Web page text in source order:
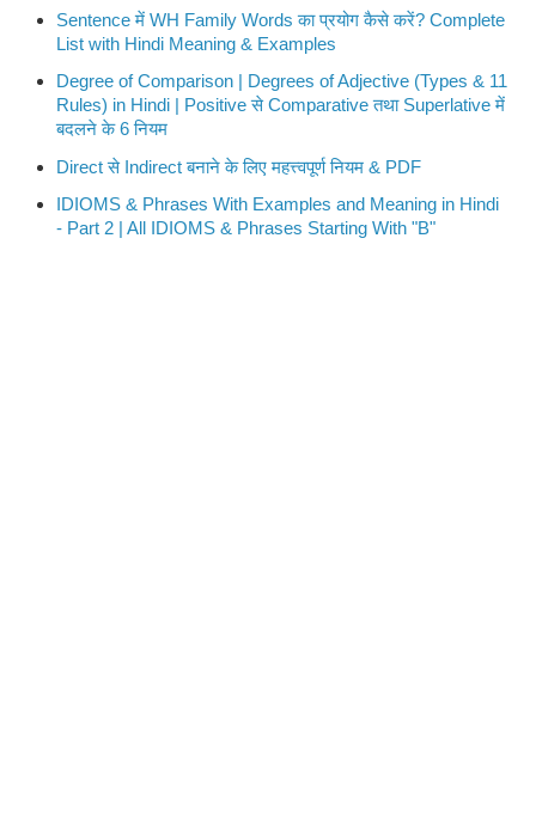
Sentence में WH Family Words का प्रयोग कैसे करें? Complete
List with Hindi Meaning & Examples
Degree of Comparison | Degrees of Adjective (Types & 11
Rules) in Hindi | Positive से Comparative तथा Superlative में
बदलने के 6 नियम
Direct से Indirect बनाने के लिए महत्त्वपूर्ण नियम & PDF
IDIOMS & Phrases With Examples and Meaning in Hindi
- Part 2 | All IDIOMS & Phrases Starting With "B"